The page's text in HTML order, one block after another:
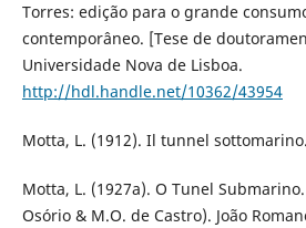
Torres: edição para o grande
contemporâneo. [Tese de
Universidade Nova de Lisboa.
http://hdl.handle.net/10362/43954
Motta, L. (1912). Il tunnel
Motta, L. (1927a). O Tunel
Osório & M.O. de Castro). João